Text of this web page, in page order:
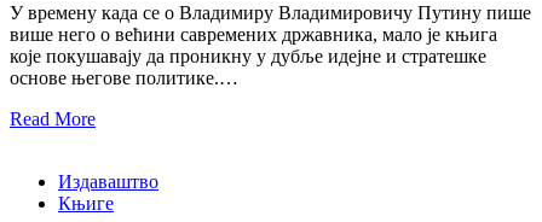
У времену када се о Владимиру Владимировичу Путину пише
више него о већини савремених државника, мало је књига
које покушавају да проникну у дубље идејне и стратешке
основе његове политике.…
Read More
Издаваштво
Књиге